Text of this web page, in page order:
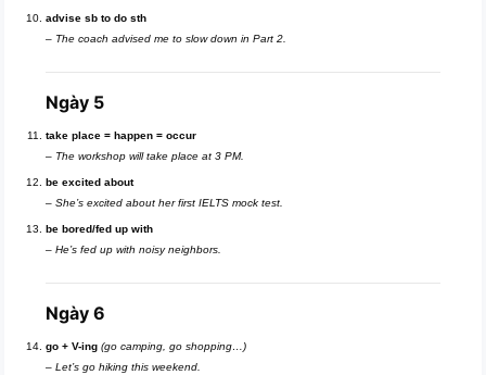
advise sb to do sth
– The coach advised me to slow down in Part 2.
Ngày 5
take place = happen = occur
– The workshop will take place at 3 PM.
be excited about
–She’s excited about her first IELTS mock test.
be bored/fed up with
–He’s fed up with noisy neighbors.
Ngày 6
go + V-ing (go camping, go shopping…)
–Let’s go hiking this weekend.